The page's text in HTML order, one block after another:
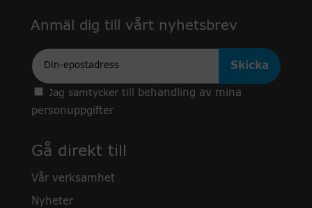
Anmäl dig till vårt nyhetsbrev
Epost
Jag samtycker till
behandling av mina
personuppgifter
Gå direkt till
Vår verksamhet
Nyheter